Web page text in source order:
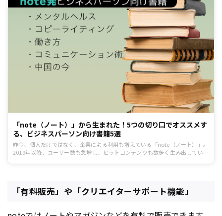
「note（ノート）」から生まれた！5つの切り口でオススメす
る、ビジネスパーソン向け書籍5選
昨今、個人だけではなく、企業による利用も増えている「note（ノート）」。
2019年以降、ユーザー数も急増し、ヒットコンテンツも数多く生み出していま
「有料販売」や「クリエイターサポート機能」